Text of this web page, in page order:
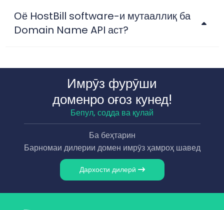
Оё HostBill software-и мутааллиқ ба
Domain Name API аст?
Имрӯз фурӯши
доменро оғоз кунед!
Бепул, содда ва қулай
Ба беҳтарин
Барномаи дилерии домен имрӯз ҳамроҳ шавед
Дархости дилерӣ